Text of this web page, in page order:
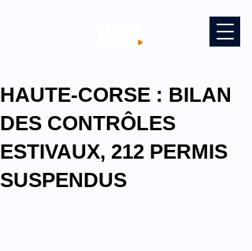
HAUTE-CORSE : BILAN
DES CONTRÔLES
ESTIVAUX, 212 PERMIS
SUSPENDUS